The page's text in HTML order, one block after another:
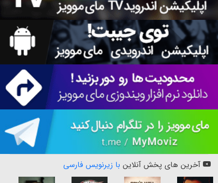
آخرین های پخش آنلاین با زیرنویس فارسی